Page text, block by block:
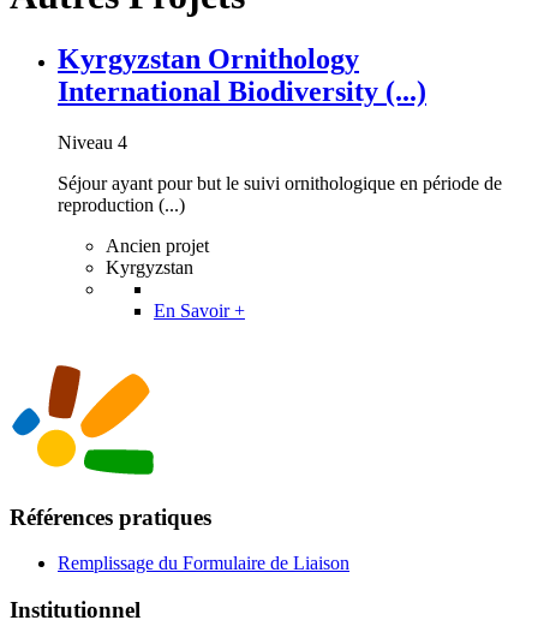
Kyrgyzstan Ornithology
International Biodiversity (...)
Niveau 4
Séjour ayant pour but le suivi ornithologique en période de
reproduction (...)
Ancien projet
Kyrgyzstan
En Savoir +
Références pratiques
Remplissage du Formulaire de Liaison
Institutionnel